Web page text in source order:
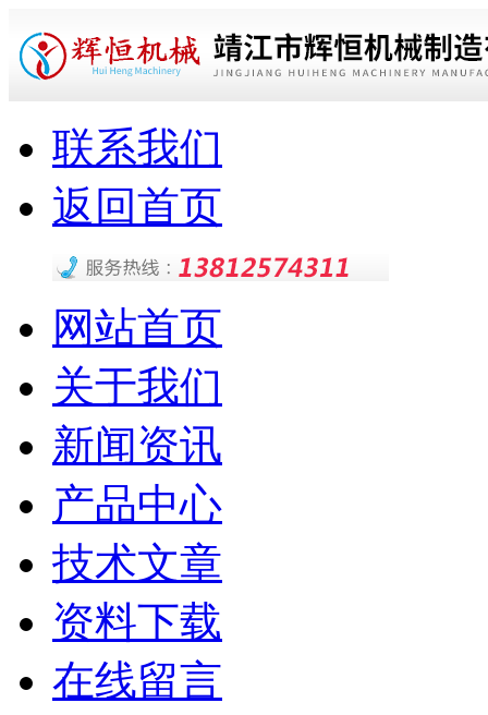
联系我们
返回首页
网站首页
关于我们
新闻资讯
产品中心
技术文章
资料下载
在线留言